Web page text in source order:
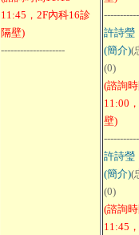
11:45，2F內科16診
隔壁)
--------------------
許詩瑩
(簡介)(
(0)
(諮詢
11:00
壁)
許詩瑩
(簡介)(
(0)
(諮詢
11:45